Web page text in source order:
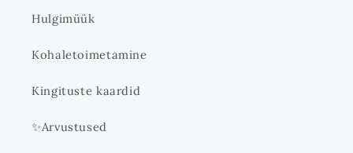
Hulgimüük
Kohaletoimetamine
Kingituste kaardid
✨Arvustused